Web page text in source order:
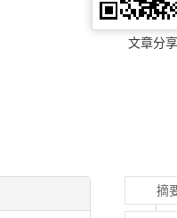
文章分享
摘